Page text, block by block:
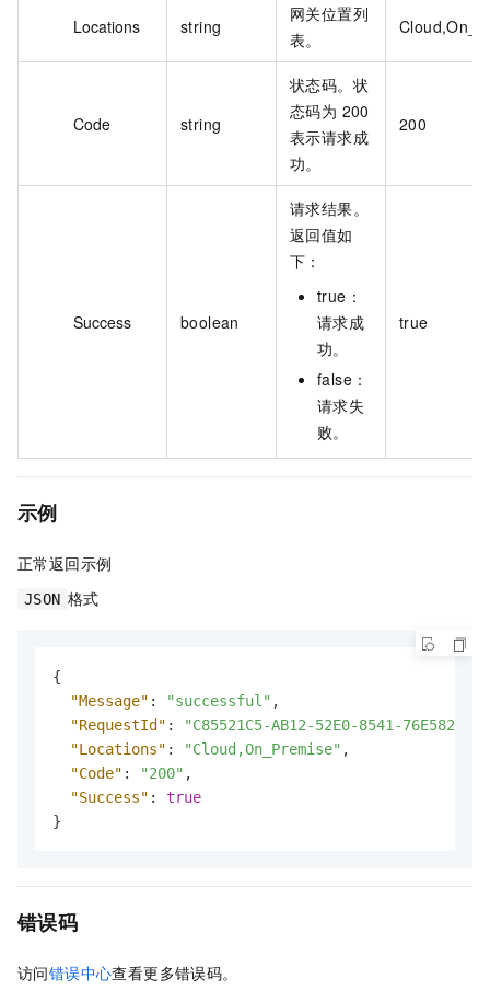
Locations string
网关位置列
表。
Code string
状态码。状
态码为 200
表示请求成
功。
200
Success boolean
请求结果。
返回值如
下：
true：
请求成
功。
false：
请求失
败。
true
示例
正常返回示例
JSON 格式
{
"Message" : "successful" ,
"RequestId" :
"C85521C5-AB12-52E0-8541-
"Locations" : "Cloud,On_Premise" ,
"Code" : "200" ,
"Success" :
true
}
错误码
访问错误中心查看更多错误码。